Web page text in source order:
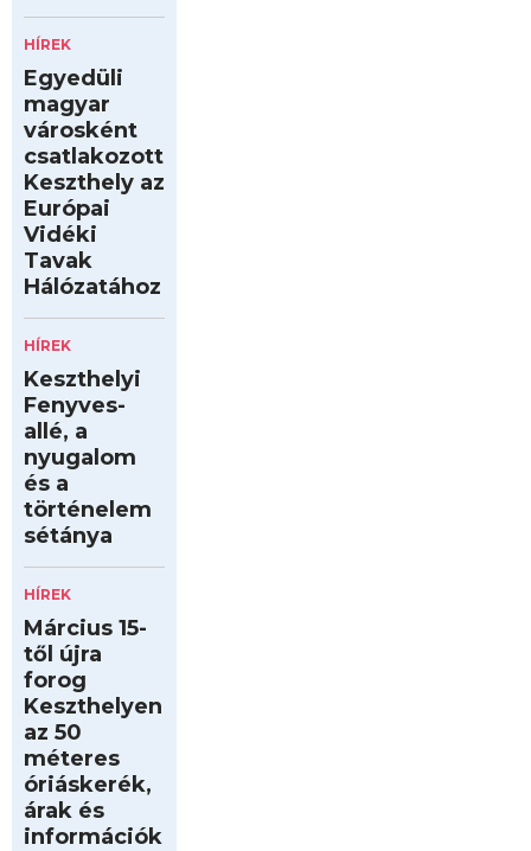
HÍREK
Egyedüli
magyar
városként
csatlakozott
Keszthely az
Európai
Vidéki
Tavak
Hálózatához
HÍREK
Keszthelyi
Fenyves-
allé, a
nyugalom
és a
történelem
sétánya
HÍREK
Március 15-
től újra
forog
Keszthelyen
az 50
méteres
óriáskerék,
árak és
információk